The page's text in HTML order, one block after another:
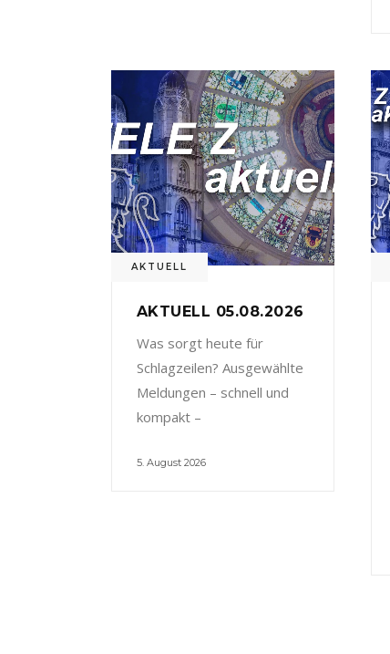
AKTUELL
AKTUELL 05.08.2026
Was sorgt heute für
Schlagzeilen? Ausgewählte
Meldungen – schnell und
kompakt –
5. August 2026